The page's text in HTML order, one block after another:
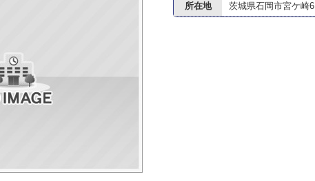
所在地
茨城県石岡市宮ケ崎6